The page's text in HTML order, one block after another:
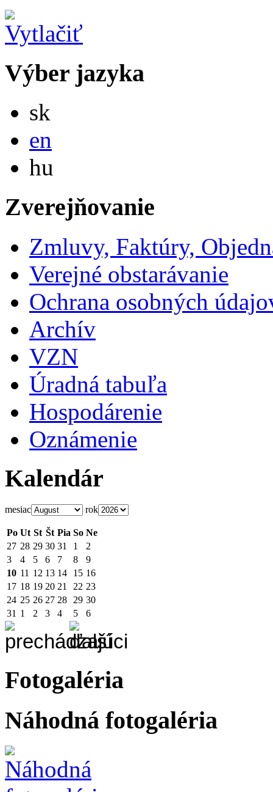
Výber jazyka
sk
en
hu
Zverejňovanie
Zmluvy, Faktúry,
Verejné obstarávanie
Ochrana osobných
Archív
VZN
Úradná tabuľa
Hospodárenie
Oznámenie
Kalendár
mesiac rok
Po Ut St Št Pia So Ne
27 28 29 30 31 1
2
3
4 5 6 7 8
9
10 11 12 13 14 15 16
17 18 19 20 21 22 23
24 25 26 27 28 29 30
31 1 2 3 4 5 6
Fotogaléria
Náhodná fotogaléria